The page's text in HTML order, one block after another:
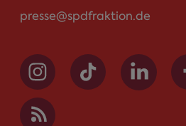
presse@spdfraktion.de